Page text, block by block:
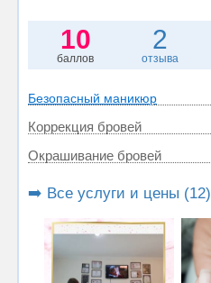
10
баллов
2
отзыва
Безопасный маникюр
Коррекция бровей
Окрашивание бровей
➡️ Все услуги и цены (12)